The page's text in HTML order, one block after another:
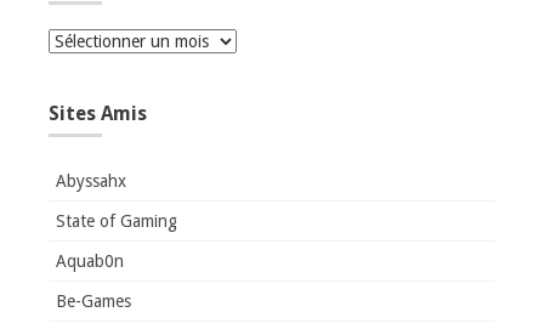
Archives
Sites Amis
Abyssahx
State of Gaming
Aquab0n
Be-Games